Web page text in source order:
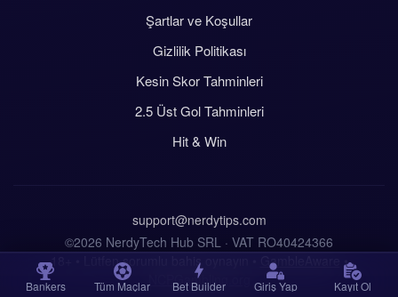
Bankers Tüm Maçlar Bet Builder Giriş Yap Kayıt Ol
Şartlar ve Koşullar
Gizlilik Politikası
Kesin Skor Tahminleri
2.5 Üst Gol Tahminleri
Hit & Win
18+ • Lütfen sorumlu bahis oynayın • GambleAware
•
NCPGambling.org
support@nerdytips.com
©2026 NerdyTech Hub SRL · VAT RO40424366